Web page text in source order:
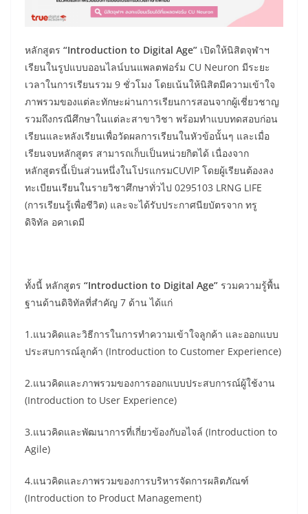
หลักสูตร “Introduction to Digital Age” เปิดให้นิสิตจุฬาฯ
เรียนในรูปแบบออนไลน์บนแพลตฟอร์ม CU Neuron มีระยะ
เวลาในการเรียนรวม 9 ชั่วโมง โดยเน้นให้นิสิตมีความเข้าใจ
ภาพรวมของแต่ละทักษะผ่านการเรียนการสอนจากผู้เชี่ยวชาญ
รวมถึงกรณีศึกษาในแต่ละสาขาวิชา พร้อมทำแบบทดสอบก่อน
เรียนและหลังเรียนเพื่อวัดผลการเรียนในหัวข้อนั้นๆ และเมื่อ
เรียนจบหลักสูตร สามารถเก็บเป็นหน่วยกิตได้ เนื่องจาก
หลักสูตรนี้เป็นส่วนหนึ่งในโปรแกรมCUVIP โดยผู้เรียนต้องลง
ทะเบียนเรียนในรายวิชาศึกษาทั่วไป 0295103 LRNG LIFE
(การเรียนรู้เพื่อชีวิต) และจะได้รับประกาศนียบัตรจาก ทรู
ดิจิทัล อคาเดมี
ทั้งนี้ หลักสูตร “Introduction to Digital Age” รวมความรู้พื้น
ฐานด้านดิจิทัลที่สำคัญ 7 ด้าน ได้แก่
1.แนวคิดและวิธีการในการทำความเข้าใจลูกค้า และออกแบบ
ประสบการณ์ลูกค้า (Introduction to Customer Experience)
2.แนวคิดและภาพรวมของการออกแบบประสบการณ์ผู้ใช้งาน
(Introduction to User Experience)
3.แนวคิดและพัฒนาการที่เกี่ยวข้องกับอไจล์ (Introduction to
Agile)
4.แนวคิดและภาพรวมของการบริหารจัดการผลิตภัณฑ์
(Introduction to Product Management)